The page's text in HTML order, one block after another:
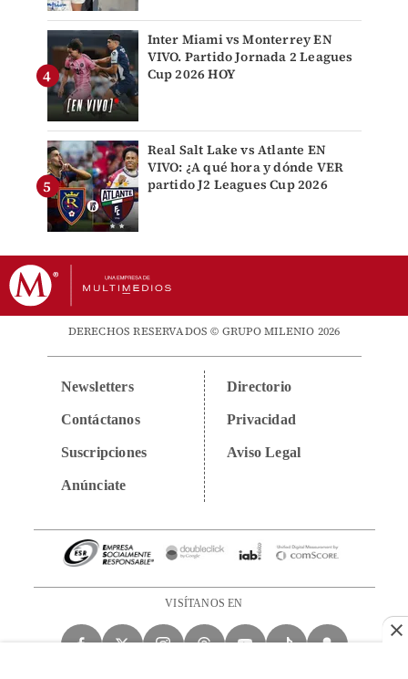
Inter Miami vs Monterrey EN
VIVO. Partido Jornada 2 Leagues
Cup 2026 HOY
Real Salt Lake vs Atlante EN
VIVO: ¿A qué hora y dónde VER
partido J2 Leagues Cup 2026
DERECHOS RESERVADOS © GRUPO MILENIO 2026
Newsletters
Contáctanos
Suscripciones
Anúnciate
Directorio
Privacidad
Aviso Legal
VISÍTANOS EN